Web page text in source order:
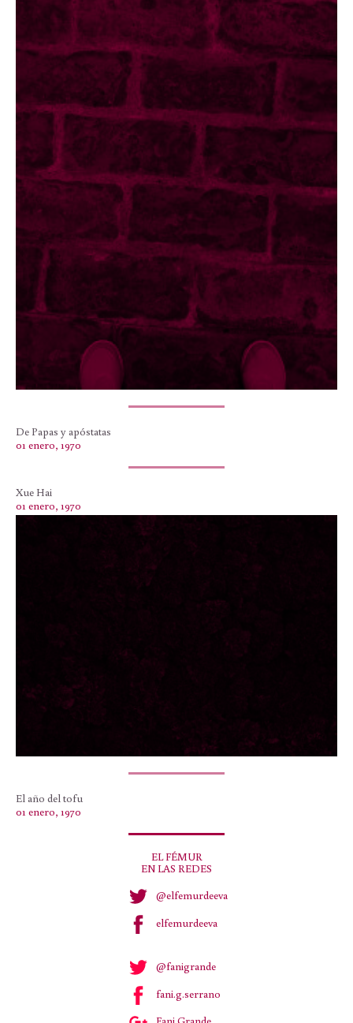
De Papas y apóstatas
01 enero, 1970
Xue Hai
01 enero, 1970
El año del tofu
01 enero, 1970
EL FÉMUR
EN LAS REDES
@elfemurdeeva
elfemurdeeva
@fanigrande
fani.g.serrano